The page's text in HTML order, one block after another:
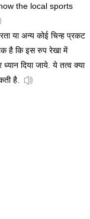
the local sports
या अन्य कोई चिन्ह प्रकट
है कि इस रुप रेखा में
दिया जाये. ये तत्व क्या
है.